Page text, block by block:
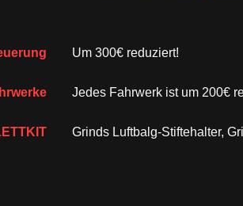
Um 300€ reduziert!
Jedes Fahrwerk ist um 200€
Grinds Luftbalg-Stiftehalter,